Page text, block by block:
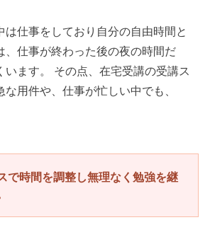
は仕事をしており自分の自由時間と
、仕事が終わった後の夜の時間だ
います。 その点、在宅受講の受講ス
用件や、仕事が忙しい中でも、
で時間を調整し無理なく勉強を継